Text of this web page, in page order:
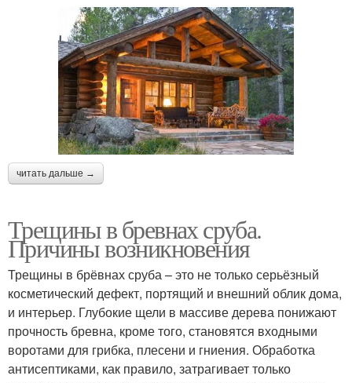
читать дальше →
Трещины в бревнах сруба.
Причины возникновения
Трещины в брёвнах сруба – это не только серьёзный
косметический дефект, портящий и внешний облик дома,
и интерьер. Глубокие щели в массиве дерева понижают
прочность бревна, кроме того, становятся входными
воротами для грибка, плесени и гниения. Обработка
антисептиками, как правило, затрагивает только